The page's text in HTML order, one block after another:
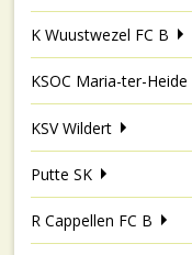
K Wuustwezel FC B
KSOC Maria-ter-Heide
KSV Wildert
Putte SK
R Cappellen FC B